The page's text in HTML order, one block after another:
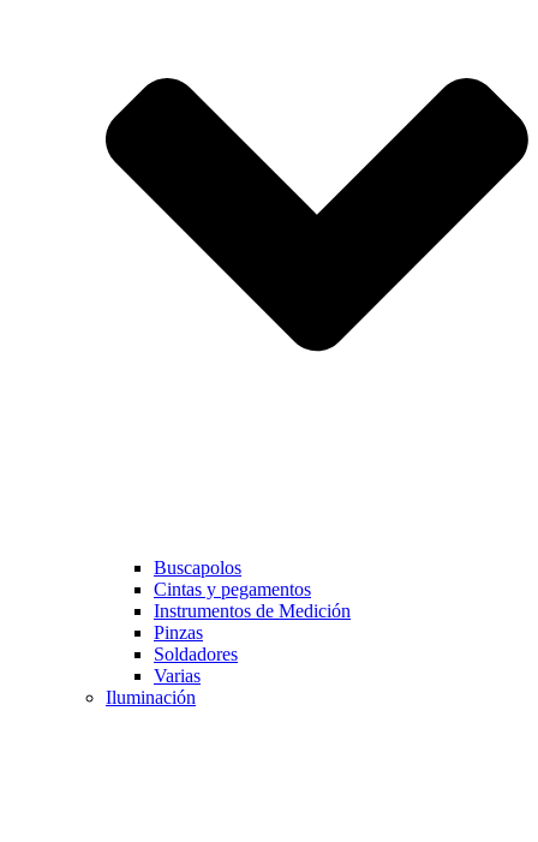
Buscapolos
Cintas y pegamentos
Instrumentos de Medición
Pinzas
Soldadores
Varias
Iluminación